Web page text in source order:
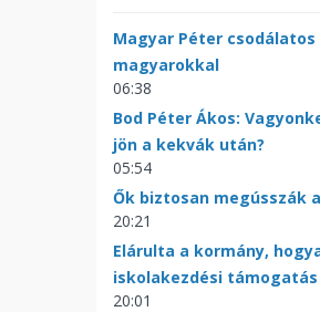
Magyar Péter
magyarokkal
06:38
Bod Péter Ákos:
jön a kekvák után?
05:54
Ők biztosan megússzák
20:21
Elárulta a kormány,
iskolakezdési támogatás
20:01